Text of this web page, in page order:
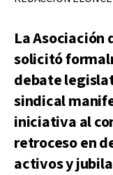
La Asociación
solicitó
debate
sindical
iniciativa al
retroceso en
activos y